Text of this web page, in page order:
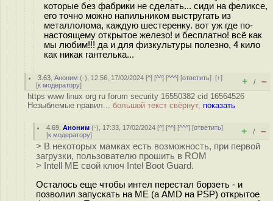
которые без фабрики не сделать... сиди на феликсе,
его точно можно напильником выстругать из
металлолома, каждую шестеренку. вот уж где по-
настоящему открытое железо! и бесплатно! всё как
мы любим!!! да и для физкультуры полезно, 4 кило
как никак гантелька...
3.63 ,Аноним (-), 12:56, 17/02/2024 [^] [^^] [^^^] [ответить][↑]
[к модератору] + / –
https www linux org ru forum security 16550382 cid 16564526
Незыблемые правил... большой текст свёрнут, показать
4.69 ,Аноним (-), 17:33, 17/02/2024 [^] [^^] [^^^] [ответить]
[к модератору] + / –
> В некоторых мамках есть возможность, при первой
загрузки, пользователю прошить в ROM
> Intell ME свой ключ Intel Boot Guard.
Осталось еще чтобы интел перестал борзеть - и
позволил запускать на ME (а AMD на PSP) открытое